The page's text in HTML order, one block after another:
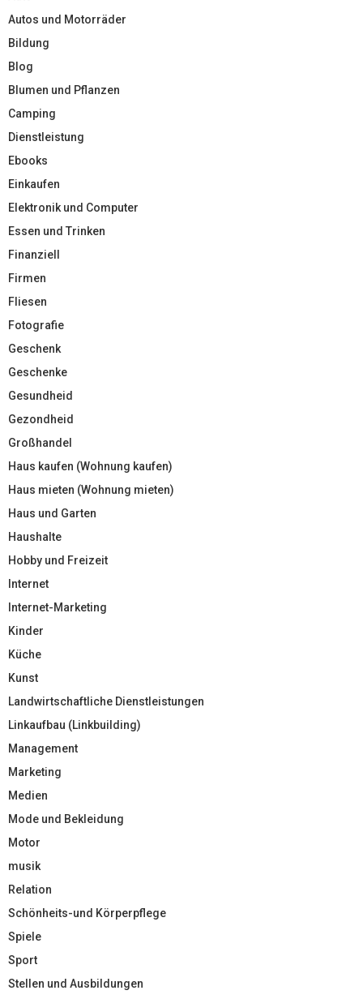
Autos und Motorräder
Bildung
Blog
Blumen und Pflanzen
Camping
Dienstleistung
Ebooks
Einkaufen
Elektronik und Computer
Essen und Trinken
Finanziell
Firmen
Fliesen
Fotografie
Geschenk
Geschenke
Gesundheid
Gezondheid
Großhandel
Haus kaufen (Wohnung kaufen)
Haus mieten (Wohnung mieten)
Haus und Garten
Haushalte
Hobby und Freizeit
Internet
Internet-Marketing
Kinder
Küche
Kunst
Landwirtschaftliche Dienstleistungen
Linkaufbau (Linkbuilding)
Management
Marketing
Medien
Mode und Bekleidung
Motor
musik
Relation
Schönheits-und Körperpflege
Spiele
Sport
Stellen und Ausbildungen